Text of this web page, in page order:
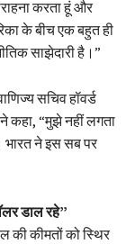
करता हूं और
के बीच एक बहुत ही
साझेदारी है।”
सचिव हॉवर्ड
कहा, “मुझे नहीं लगता
भारत ने इस सब पर
डाल रहे”
की कीमतों को स्थिर